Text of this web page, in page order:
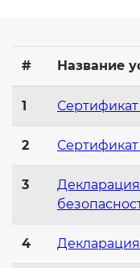
# Название
1
2
3
4